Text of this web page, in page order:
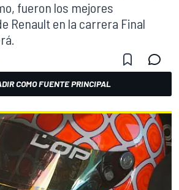
fueron los mejores
Renault en la carrera Final
COMO FUENTE PRINCIPAL